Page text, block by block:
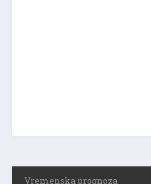
Vremenska prognoza